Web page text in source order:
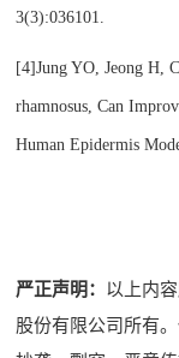
3(3):036101.
[4]Jung YO, Jeong H,
rhamnosus, Can
Human Epidermis
严正声明： 以上内
股份有限公司所有